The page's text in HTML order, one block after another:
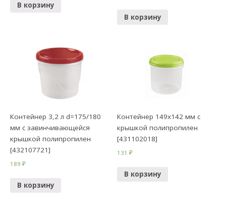
В корзину
В корзину
Контейнер 3,2 л d=175/180
мм с завинчивающейся
крышкой полипропилен
[432107721]
189₽
В корзину
Контейнер 149х142 мм с
крышкой полипропилен
[431102018]
131₽
В корзину